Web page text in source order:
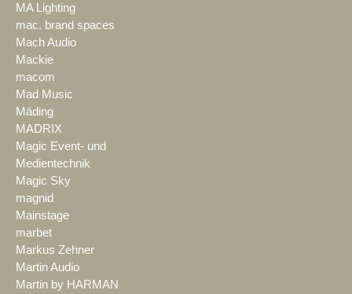
MA Lighting
mac. brand spaces
Mach Audio
Mackie
macom
Mad Music
Mäding
MADRIX
Magic Event- und
Medientechnik
Magic Sky
magnid
Mainstage
marbet
Markus Zehner
Martin Audio
Martin by HARMAN